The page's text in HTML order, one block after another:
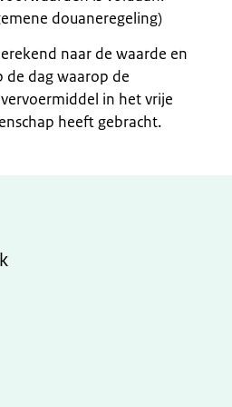
douaneregeling)
naar de waarde en
dag waarop de
in het vrije
heeft gebracht.